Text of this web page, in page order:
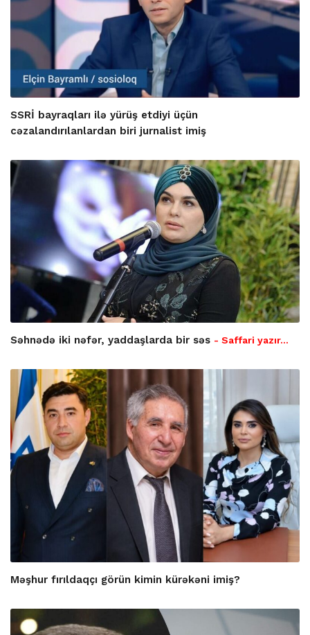
SSRİ bayraqları ilə yürüş etdiyi üçün
cəzalandırılanlardan biri jurnalist imiş
Səhnədə iki nəfər, yaddaşlarda bir səs - Saffari yazır…
Məşhur fırıldaqçı görün kimin kürəkəni imiş?